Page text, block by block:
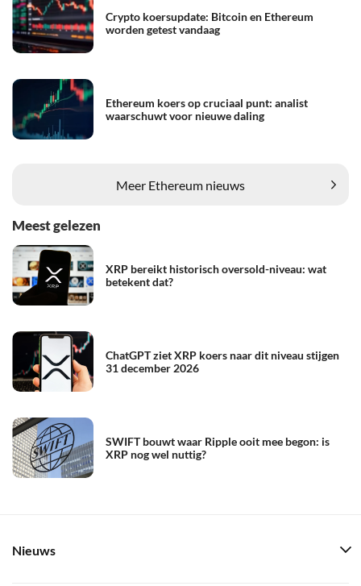
Crypto koersupdate: Bitcoin en Ethereum
worden getest vandaag
Ethereum koers op cruciaal punt: analist
waarschuwt voor nieuwe daling
Meer Ethereum nieuws
Meest gelezen
XRP bereikt historisch oversold-niveau: wat
betekent dat?
ChatGPT ziet XRP koers naar dit niveau stijgen
31 december 2026
SWIFT bouwt waar Ripple ooit mee begon: is
XRP nog wel nuttig?
Nieuws